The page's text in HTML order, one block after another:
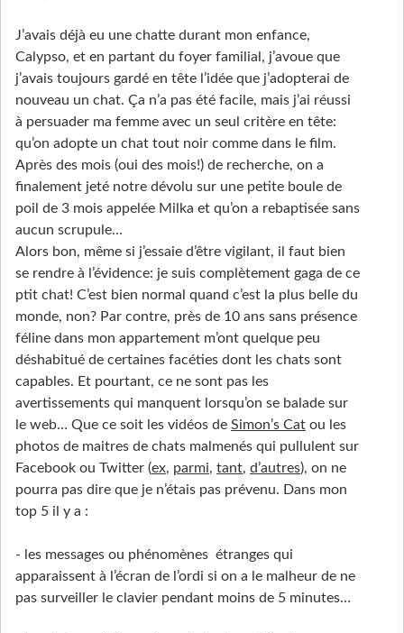
J’avais déjà eu une chatte durant mon enfance,
Calypso, et en partant du foyer familial, j’avoue que
j’avais toujours gardé en tête l’idée que j’adopterai de
nouveau un chat. Ça n’a pas été facile, mais j’ai réussi
à persuader ma femme avec un seul critère en tête:
qu’on adopte un chat tout noir comme dans le film.
Après des mois (oui des mois!) de recherche, on a
finalement jeté notre dévolu sur une petite boule de
poil de 3 mois appelée Milka et qu’on a rebaptisée sans
aucun scrupule…
Alors bon, même si j’essaie d’être vigilant, il faut bien
se rendre à l’évidence: je suis complètement gaga de ce
ptit chat! C’est bien normal quand c’est la plus belle du
monde, non? Par contre, près de 10 ans sans présence
féline dans mon appartement m’ont quelque peu
déshabitué de certaines facéties dont les chats sont
capables. Et pourtant, ce ne sont pas les
avertissements qui manquent lorsqu’on se balade sur
le web… Que ce soit les vidéos de Simon’s Cat ou les
photos de maitres de chats malmenés qui pullulent sur
Facebook ou Twitter (ex, parmi, tant, d’autres), on ne
pourra pas dire que je n’étais pas prévenu. Dans mon
top 5 il y a :
- les messages ou phénomènes étranges qui
apparaissent à l’écran de l’ordi si on a le malheur de ne
pas surveiller le clavier pendant moins de 5 minutes…